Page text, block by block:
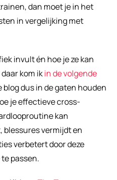
dan moet je in het
in vergelijking met
invult én hoe je ze kan
kom ik in de volgende
blog dus in de gaten houden
je effectieve cross-
kan
blessures vermijdt en
verbetert door deze
passen.